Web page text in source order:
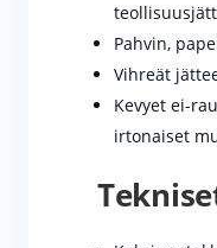
Pahvin,
Vihreät
Kevyet ei-
irtonaiset